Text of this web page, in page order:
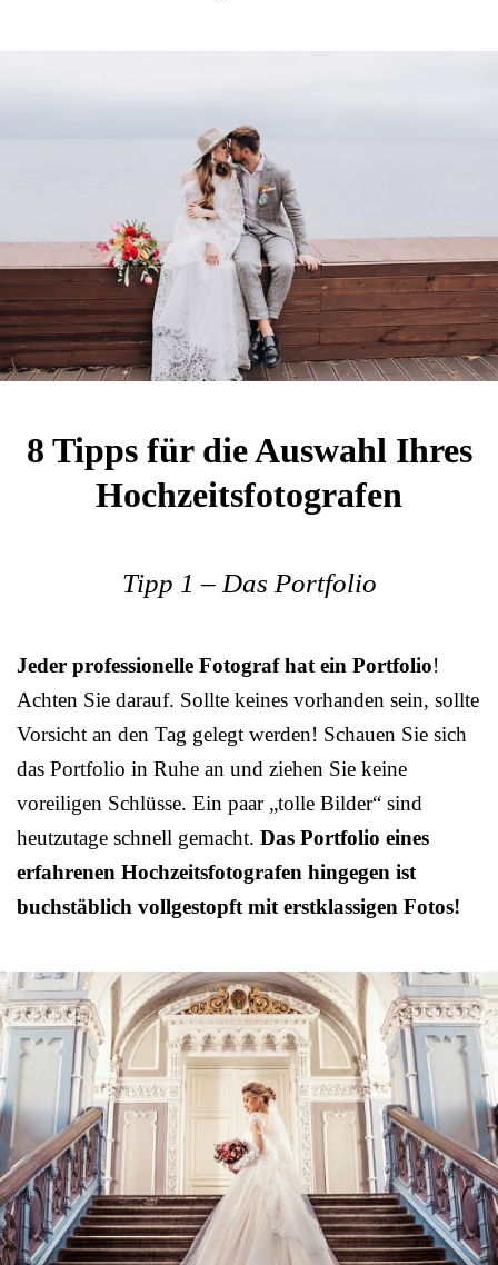
8 Tipps für die Auswahl Ihres
Hochzeitsfotografen
Tipp 1 – Das Portfolio
Jeder professionelle Fotograf hat ein Portfolio!
Achten Sie darauf. Sollte keines vorhanden sein, sollte
Vorsicht an den Tag gelegt werden! Schauen Sie sich
das Portfolio in Ruhe an und ziehen Sie keine
voreiligen Schlüsse. Ein paar „tolle Bilder“ sind
heutzutage schnell gemacht. Das Portfolio eines
erfahrenen Hochzeitsfotografen hingegen ist
buchstäblich vollgestopft mit erstklassigen Fotos!